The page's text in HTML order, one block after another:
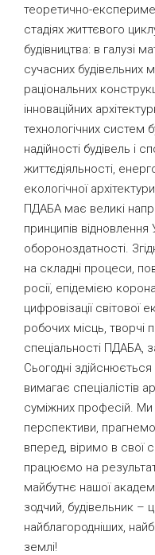
теоретично-
стадіях життєвого
будівництва: в галузі
сучасних будівельних
раціональних
інноваційних
технологічних систем
надійності будівель і
життєдіяльності,
екологічної
ПДАБА має великі
принципів відновлення
обороноздатності.
на складні процеси,
росії, епідемією
цифровізації світової
робочих місць, творчі
спеціальності ПДАБА,
Сьогодні
вимагає спеціалістів
суміжних професій. Ми
перспективи,
вперед, віримо в свої
працюємо на
майбутнє нашої
зодчий, будівельник –
найблагородніших,
землі!